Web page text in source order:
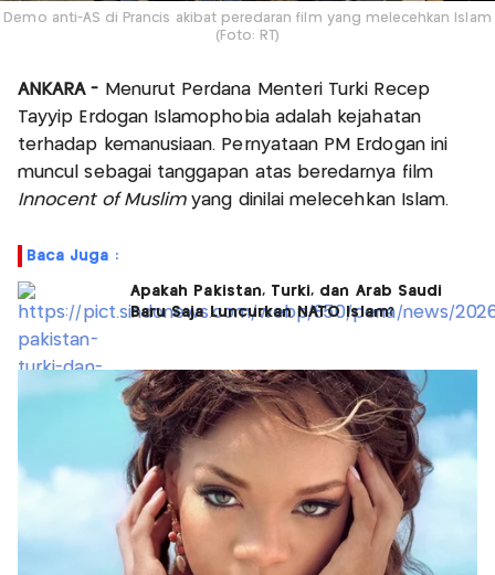
Demo anti-AS di Prancis akibat peredaran film yang melecehkan Islam
(Foto: RT)
ANKARA - Menurut Perdana Menteri Turki Recep
Tayyip Erdogan Islamophobia adalah kejahatan
terhadap kemanusiaan. Pernyataan PM Erdogan ini
muncul sebagai tanggapan atas beredarnya film
Innocent of Muslimyang dinilai melecehkan Islam.
Baca Juga :
Apakah Pakistan, Turki, dan Arab Saudi
Baru Saja Luncurkan NATO Islam?